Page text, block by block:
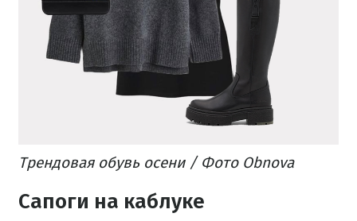
Трендовая обувь осени / Фото Obnova
Сапоги на каблуке